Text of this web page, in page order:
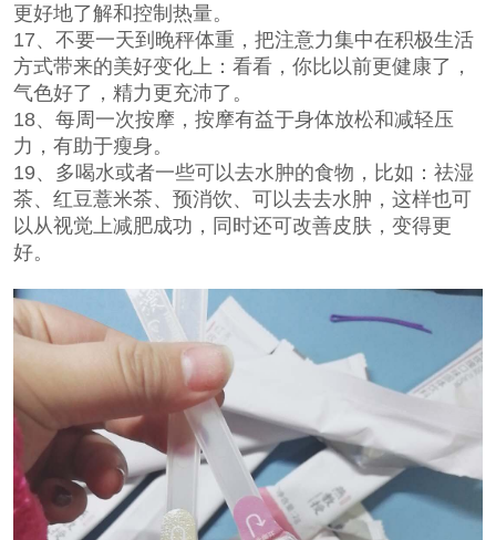
更好地了解和控制热量。
17、不要一天到晚秤体重，把注意力集中在积极生活
方式带来的美好变化上：看看，你比以前更健康了，
气色好了，精力更充沛了。
18、每周一次按摩，按摩有益于身体放松和减轻压
力，有助于瘦身。
19、多喝水或者一些可以去水肿的食物，比如：祛湿
茶、红豆薏米茶、预消饮、可以去去水肿，这样也可
以从视觉上减肥成功，同时还可改善皮肤，变得更
好。